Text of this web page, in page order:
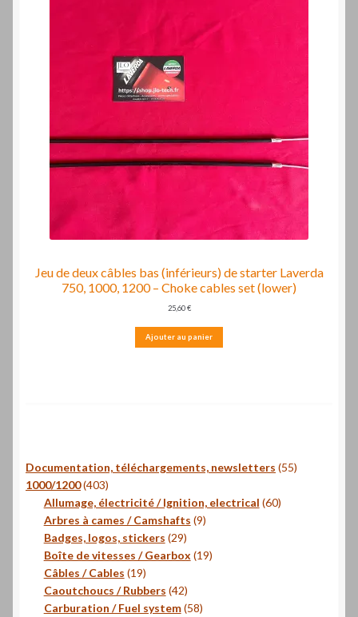
Jeu de deux câbles bas (inférieurs) de starter Laverda
750, 1000, 1200 – Choke cables set (lower)
25,60€
Ajouter au panier
Documentation, téléchargements, newsletters 5555
1000/1200 403403
produits
Allumage, électricité / Ignition, electrical 6060
Arbres à cames / Camshafts 99
Badges, logos, stickers 2929
produits
Boîte de vitesses / Gearbox 1919
Câbles / Cables 1919
produits
Caoutchoucs / Rubbers 4242
produits
Carburation / Fuel system 5858